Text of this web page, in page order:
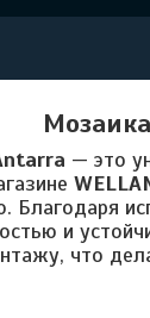
— это
Благодаря
и
что